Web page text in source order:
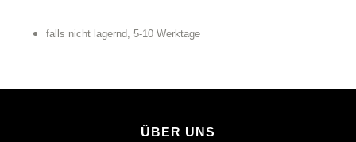
falls nicht lagernd, 5-10 Werktage
ÜBER UNS